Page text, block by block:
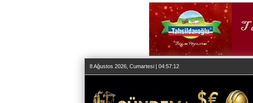
8 Ağustos 2026, Cumartesi | 04:57:14